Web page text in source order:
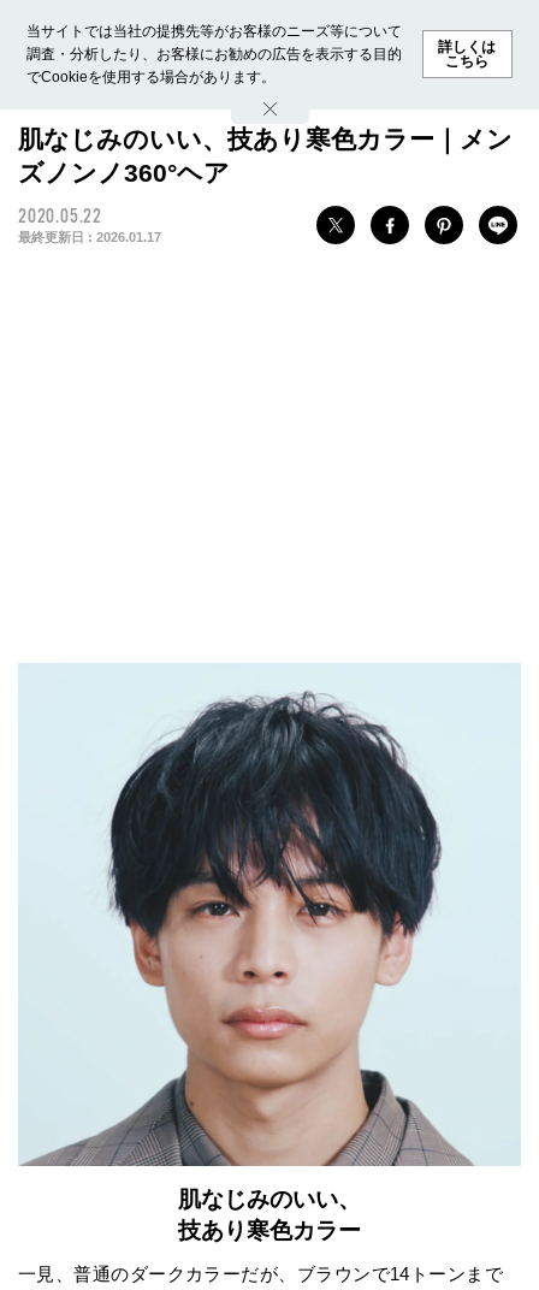
当サイトでは当社の提携先等がお客様のニーズ等について
調査・分析したり、お客様にお勧めの広告を表示する目的
でCookieを使用する場合があります。
詳しくは
こちら
ホーム モデル募集 ランキング ファッション ビューテ
肌なじみのいい、技あり寒色カラー｜メン
ズノンノ360°ヘア
2020.05.22
最終更新日 : 2026.01.17
肌なじみのいい、
技あり寒色カラー
一見、普通のダークカラーだが、ブラウンで14トーンまで